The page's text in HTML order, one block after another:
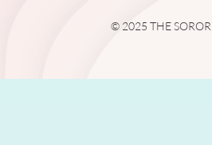
antes posible para que podamos tomar
© 2025 THE